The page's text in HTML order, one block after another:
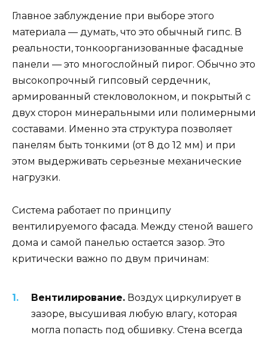
Главное заблуждение при выборе этого
материала — думать, что это обычный гипс. В
реальности, тонкоорганизованные фасадные
панели — это многослойный пирог. Обычно это
высокопрочный гипсовый сердечник,
армированный стекловолокном, и покрытый с
двух сторон минеральными или полимерными
составами. Именно эта структура позволяет
панелям быть тонкими (от 8 до 12 мм) и при
этом выдерживать серьезные механические
нагрузки.
Система работает по принципу
вентилируемого фасада. Между стеной вашего
дома и самой панелью остается зазор. Это
критически важно по двум причинам:
Вентилирование. Воздух циркулирует в
зазоре, высушивая любую влагу, которая
могла попасть под обшивку. Стена всегда